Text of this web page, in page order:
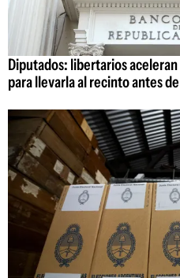
Diputados: libertarios
para llevarla al recinto antes